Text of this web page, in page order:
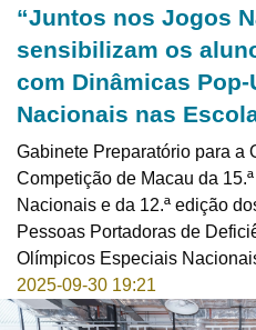
“Juntos nos Jogos
sensibilizam os
com Dinâmicas
Nacionais nas
Gabinete Preparatório para a
Competição de Macau da
Nacionais e da 12.ª edição
Pessoas Portadoras de
Olímpicos Especiais
2025-09-30 19:21